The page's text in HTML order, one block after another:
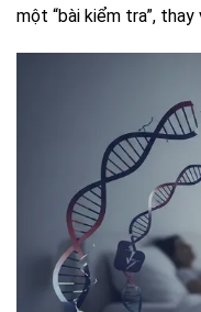
một “bài kiểm tra”,